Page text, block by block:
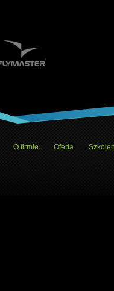
O firmie Oferta